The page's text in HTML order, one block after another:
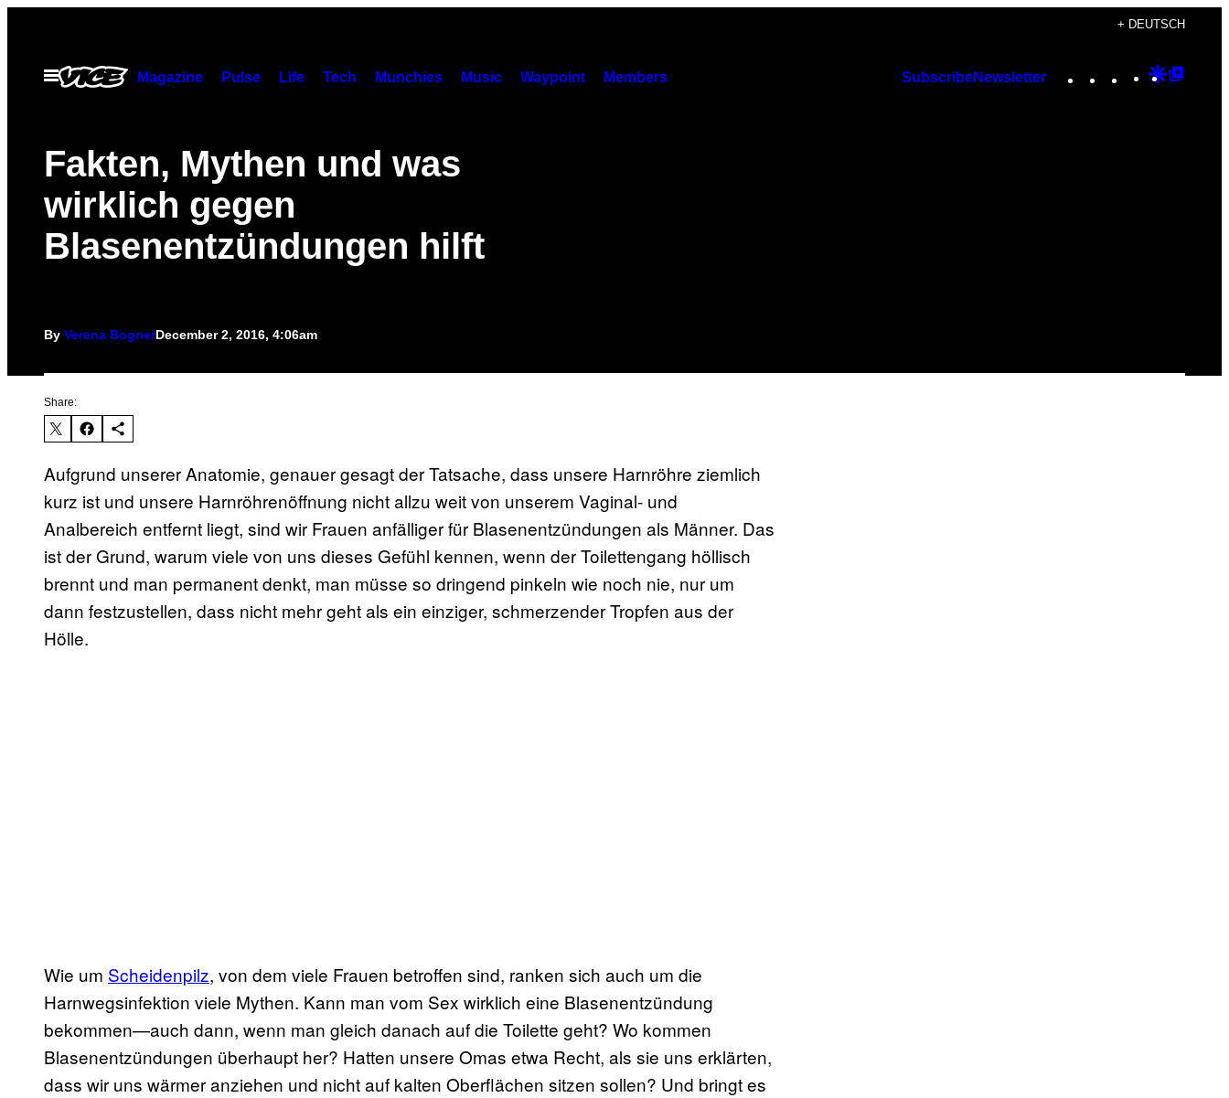
content
+ DEUTSCH
Open
Menu
Magazine Pulse Life Tech Munchies Music Waypoint Members SubscribeNewsletter Instagram
TikTok
YouTube
Google
Fakten, Mythen und was
wirklich gegen
Blasenentzündungen hilft
By Verena BognerDecember 2, 2016, 4:06am
Share:
Aufgrund unserer Anatomie, genauer gesagt der Tatsache, dass unsere Harnröhre ziemlich
kurz ist und unsere Harnröhrenöffnung nicht allzu weit von unserem Vaginal- und
Analbereich entfernt liegt, sind wir Frauen anfälliger für Blasenentzündungen als Männer. Das
ist der Grund, warum viele von uns dieses Gefühl kennen, wenn der Toilettengang höllisch
brennt und man permanent denkt, man müsse so dringend pinkeln wie noch nie, nur um
dann festzustellen, dass nicht mehr geht als ein einziger, schmerzender Tropfen aus der
Hölle.
Wie um Scheidenpilz, von dem viele Frauen betroffen sind, ranken sich auch um die
Harnwegsinfektion viele Mythen. Kann man vom Sex wirklich eine Blasenentzündung
bekommen—auch dann, wenn man gleich danach auf die Toilette geht? Wo kommen
Blasenentzündungen überhaupt her? Hatten unsere Omas etwa Recht, als sie uns erklärten,
dass wir uns wärmer anziehen und nicht auf kalten Oberflächen sitzen sollen? Und bringt es